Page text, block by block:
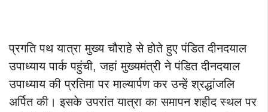
प्रगति पथ यात्रा मुख्य चौराहे से होते हुए पंडित दीनदयाल
उपाध्याय पार्क पहुंची, जहां मुख्यमंत्री ने पंडित दीनदयाल
उपाध्याय की प्रतिमा पर माल्यार्पण कर उन्हें श्रद्धांजलि
अर्पित की। इसके उपरांत यात्रा का समापन शहीद स्थल पर